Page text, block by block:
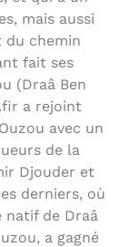
mais aussi
du chemin
fait ses
(Draâ Ben
a rejoint
avec un
de la
Djouder et
derniers, où
natif de Draâ
a gagné